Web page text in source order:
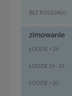
BEZ PODZIAŁU
zimowanie
ŁODZIE < 24
ŁODZIE 24 - 33
ŁODZIE > 33